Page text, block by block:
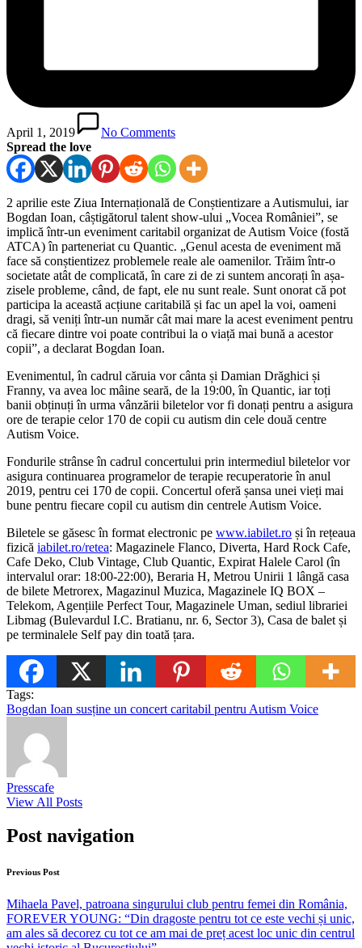
April 1, 2019
No Comments
Spread the love
2 aprilie este Ziua Internațională de Conștientizare a Autismului, iar
Bogdan Ioan, câștigătorul talent show-ului „Vocea României”, se
implică într-un eveniment caritabil organizat de Autism Voice (fostă
ATCA) în parteneriat cu Quantic. „Genul acesta de eveniment mă
face să conștientizez problemele reale ale oamenilor. Trăim într-o
societate atât de complicată, în care zi de zi suntem ancorați în așa-
zisele probleme, când, de fapt, ele nu sunt reale. Sunt onorat că pot
participa la această acțiune caritabilă și fac un apel la voi, oameni
dragi, să veniți într-un număr cât mai mare la acest eveniment pentru
că fiecare dintre voi poate contribui la o viață mai bună a acestor
copii”, a declarat Bogdan Ioan.
Evenimentul, în cadrul căruia vor cânta și Damian Drăghici și
Franny, va avea loc mâine seară, de la 19:00, în Quantic, iar toți
banii obținuți în urma vânzării biletelor vor fi donați pentru a asigura
ore de terapie celor 170 de copii cu autism din cele două centre
Autism Voice.
Fondurile strânse în cadrul concertului prin intermediul biletelor vor
asigura continuarea programelor de terapie recuperatorie în anul
2019, pentru cei 170 de copii. Concertul oferă șansa unei vieți mai
bune pentru fiecare copil cu autism din centrele Autism Voice.
Biletele se găsesc în format electronic pe www.iabilet.ro și în rețeaua
fizică iabilet.ro/retea: Magazinele Flanco, Diverta, Hard Rock Cafe,
Cafe Deko, Club Vintage, Club Quantic, Expirat Halele Carol (în
intervalul orar: 18:00-22:00), Beraria H, Metrou Unirii 1 lângă casa
de bilete Metrorex, Magazinul Muzica, Magazinele IQ BOX –
Telekom, Agențiile Perfect Tour, Magazinele Uman, sediul librariei
Libmag (Bulevardul I.C. Bratianu, nr. 6, Sector 3), Casa de balet și
pe terminalele Self pay din toată țara.
Tags:
Bogdan Ioan susține un concert caritabil pentru Autism Voice
Presscafe
View All Posts
Post navigation
Previous Post
Mihaela Pavel, patroana singurului club pentru femei din România,
FOREVER YOUNG: “Din dragoste pentru tot ce este vechi și unic,
am ales să decorez cu tot ce am mai de preț acest loc unic din centrul